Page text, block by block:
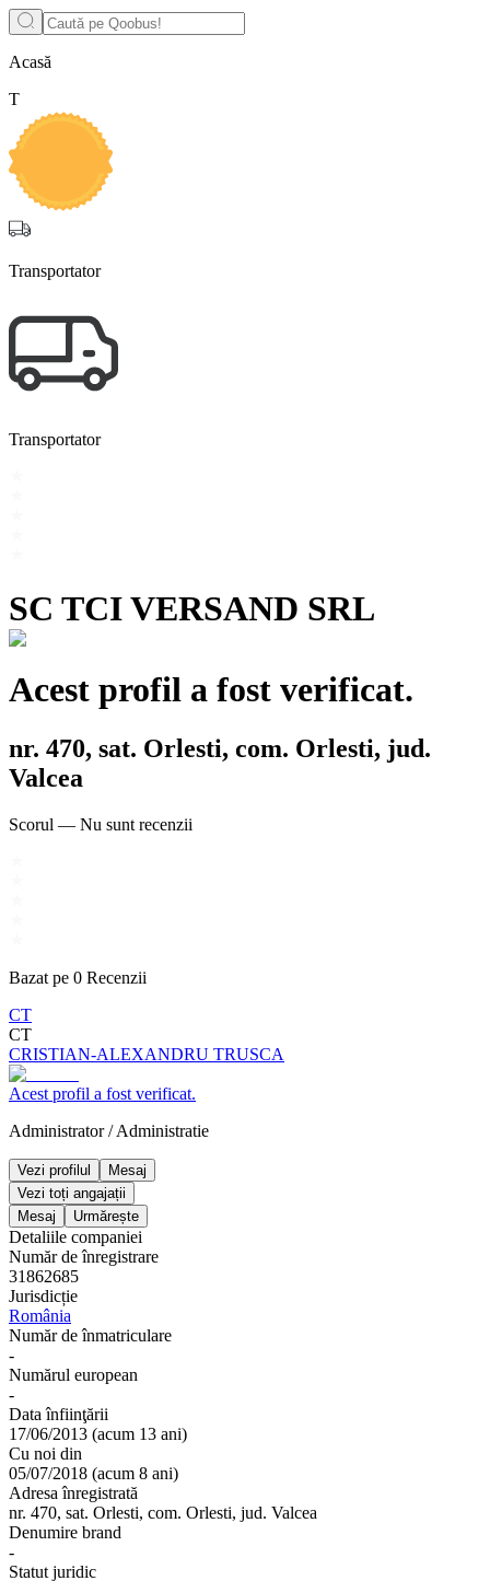
Acasă
T
Transportator
Transportator
SC TCI VERSAND SRL
Acest profil a fost verificat.
nr. 470, sat. Orlesti, com. Orlesti, jud.
Valcea
Scorul — Nu sunt recenzii
Bazat pe 0 Recenzii
CT
CT
CRISTIAN-ALEXANDRU TRUSCA
Acest profil a fost verificat.
Administrator/Administratie
Vezi profilul
Mesaj
Vezi toți angajații
Mesaj
Urmărește
Detaliile companiei
Număr de înregistrare
31862685
Jurisdicție
România
Număr de înmatriculare
-
Numărul european
-
Data înfiinţării
17/06/2013 (acum 13 ani)
Cu noi din
05/07/2018 (acum 8 ani)
Adresa înregistrată
nr. 470, sat. Orlesti, com. Orlesti, jud. Valcea
Denumire brand
-
Statut juridic